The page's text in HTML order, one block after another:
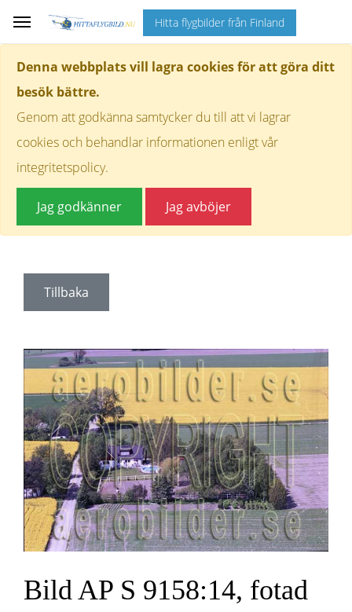
Denna webbplats vill lagra cookies för att göra ditt
besök bättre.
Genom att godkänna samtycker du till att vi lagrar
cookies och behandlar informationen enligt vår
integritetspolicy.
Jag godkänner Jag avböjer
Hitta flygbilder från Finland
Tillbaka
Bild AP S 9158:14, fotad